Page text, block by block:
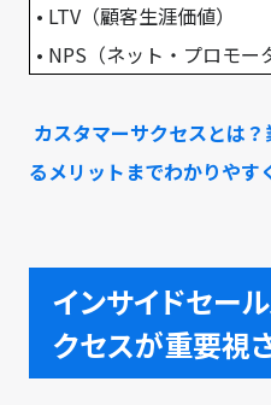
• LTV（顧客生涯価値）
• NPS（ネット・プロモー
カスタマーサクセスとは
るメリットまでわかりやす
インサイドセー
クセスが重要視